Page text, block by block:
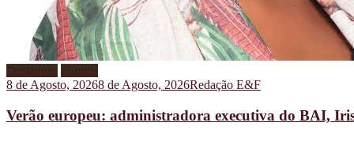
Destaques Figuras
8 de Agosto, 20268 de Agosto, 2026Redação E&F
Verão europeu: administradora executiva do BAI,